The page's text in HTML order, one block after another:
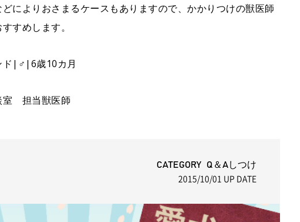
によりおさまるケースもありますので、かかりつけの獣医師
すめします。
ド|♂|6歳10カ月
室 担当獣医師
CATEGORY Q＆Aしつけ
2015/10/01 UP DATE